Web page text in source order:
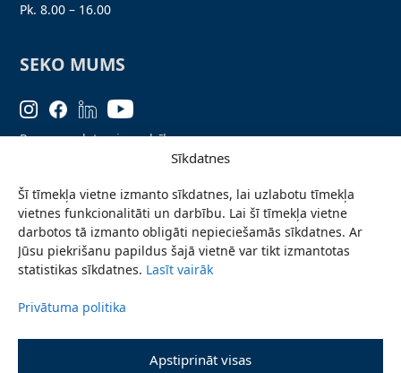
Sīkdatnes
Šī tīmekļa vietne izmanto sīkdatnes, lai uzlabotu tīmekļa
vietnes funkcionalitāti un darbību. Lai šī tīmekļa vietne
darbotos tā izmanto obligāti nepieciešamās sīkdatnes. Ar
Jūsu piekrišanu papildus šajā vietnē var tikt izmantotas
statistikas sīkdatnes. Lasīt vairāk
Privātuma politika
Apstiprināt visas
Pk. 8.00 – 16.00
SEKO MUMS
Personas datu aizsardzība
Ziņo par problēmu
Pieteikties jaunumiem
Piekļūstamības paziņojums
© 2026 Valmieras novada pašvaldība